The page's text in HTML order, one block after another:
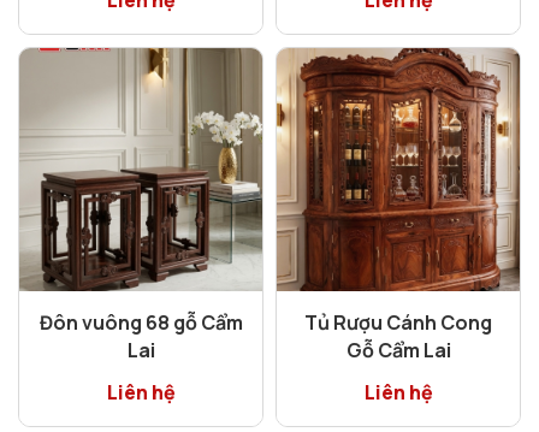
Đôn vuông 68 gỗ Cẩm
Lai
Liên hệ
Tủ Rượu Cánh Cong
Gỗ Cẩm Lai
Liên hệ